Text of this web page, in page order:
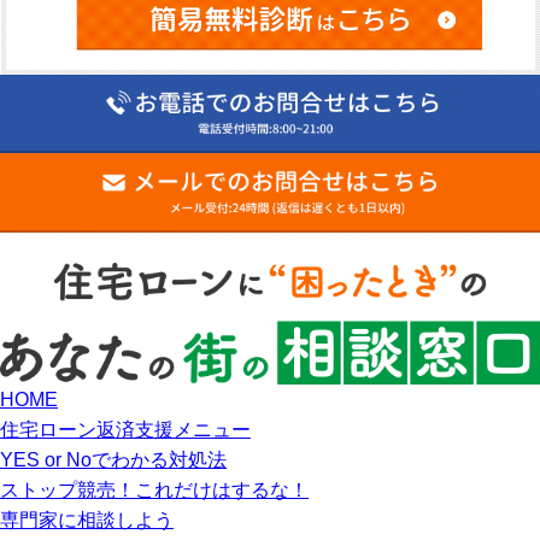
HOME
住宅ローン返済支援メニュー
YES or Noでわかる対処法
ストップ競売！これだけはするな！
専門家に相談しよう